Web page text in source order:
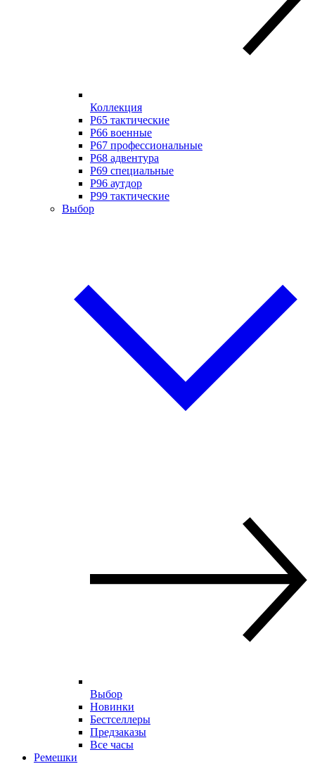
Коллекция
P65 тактические
P66 военные
P67 профессиональные
P68 адвентура
P69 специальные
P96 аутдор
P99 тактические
Выбор
Выбор
Новинки
Бестселлеры
Предзаказы
Все часы
Ремешки